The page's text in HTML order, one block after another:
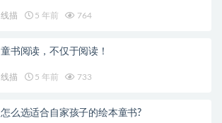
线描 5 年前 764
童书阅读，不仅于阅读！
线描 5 年前 733
怎么选适合自家孩子的绘本童书?